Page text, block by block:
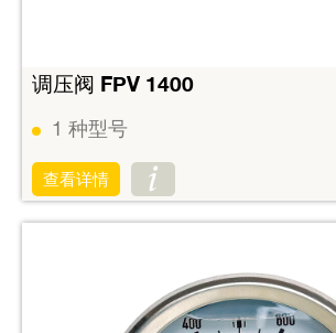
调压阀 FPV 1400
1 种型号
查看详情